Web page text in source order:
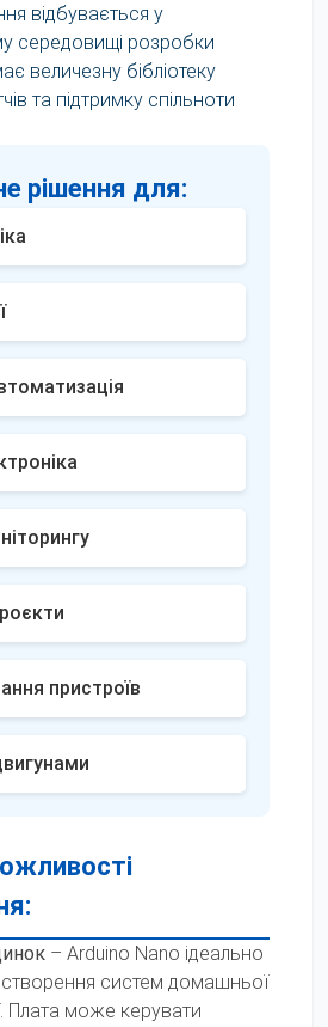
відбувається у
середовищі розробки
величезну бібліотеку
та підтримку спільноти
рішення для:
пристроїв
– Arduino Nano ідеально
створення систем домашньої
Плата може керувати